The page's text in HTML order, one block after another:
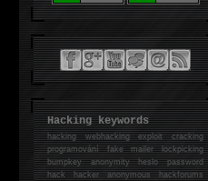
Hacking keywords
hackingwebhacking exploit cracking
programování fake mailer lockpicking
bumpkey anonymity heslo password
hackhacker anonymous hackforums